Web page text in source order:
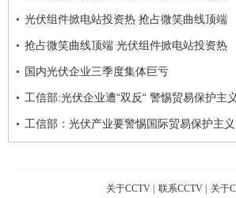
光伏组件掀电站投资热 抢占微笑曲线顶端
抢占微笑曲线顶端 光伏组件掀电站投资热
国内光伏企业三季度集体巨亏
工信部:光伏企业遭“双反“ 警惕贸易保护主义
工信部：光伏产业要警惕国际贸易保护主义
关于CCTV | 联系CCTV | 关于